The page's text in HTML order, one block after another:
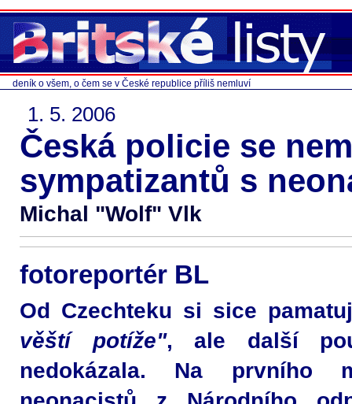
deník o všem, o čem se v České republice příliš nemluví
1. 5. 2006
Česká policie se
sympatizantů s
Michal "Wolf" Vlk
fotoreportér BL
Od Czechteku si sice
věští potíže", ale další
nedokázala. Na prvního